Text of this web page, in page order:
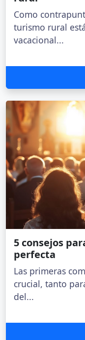
Como
turismo rural
vacacional...
5 consejos
perfecta
Las primeras
crucial, tanto
del...